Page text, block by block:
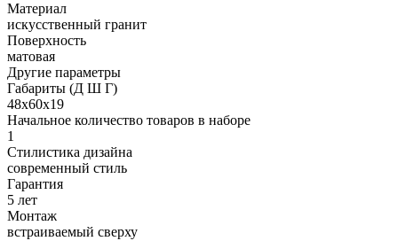
Материал
искусственный гранит
Поверхность
матовая
Другие параметры
Габариты (Д Ш Г)
48х60х19
Начальное количество товаров в наборе
1
Стилистика дизайна
современный стиль
Гарантия
5 лет
Монтаж
встраиваемый сверху